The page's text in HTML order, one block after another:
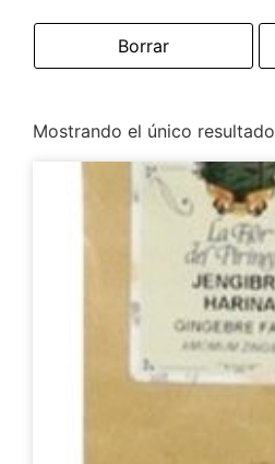
Borrar
Mostrando el único resultado